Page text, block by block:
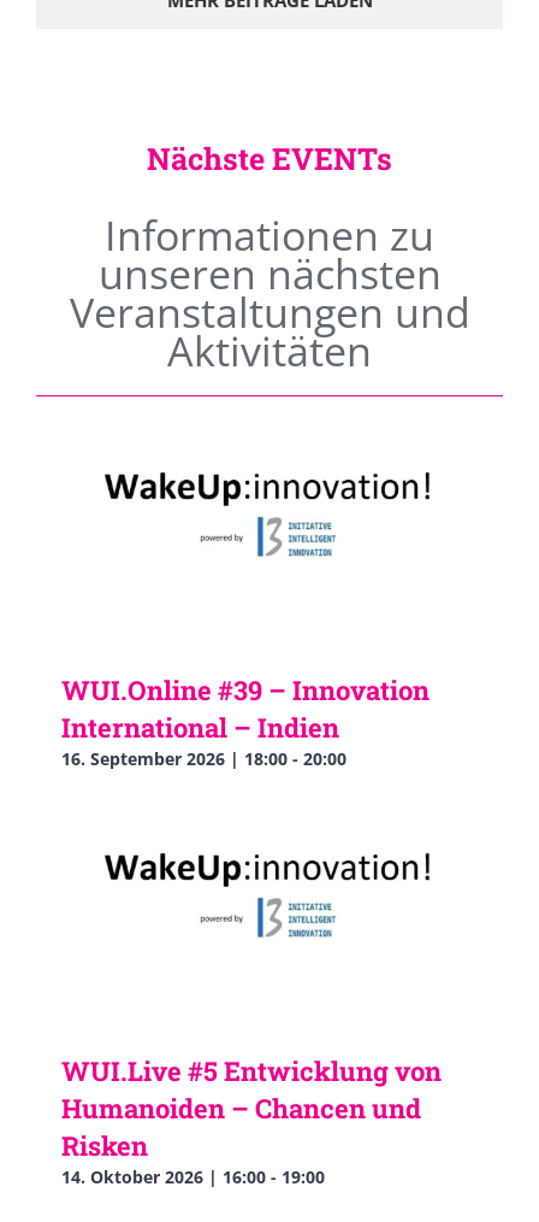
Nächste EVENTs
Informationen zu
unseren nächsten
Veranstaltungen und
Aktivitäten
WUI.Online #39 – Innovation
International – Indien
16. September 2026 | 18:00 - 20:00
WUI.Live #5 Entwicklung von
Humanoiden – Chancen und
Risken
14. Oktober 2026 | 16:00 - 19:00